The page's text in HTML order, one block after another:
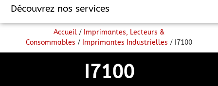
Découvrez nos services
Accueil / Imprimantes, Lecteurs &
Consommables / Imprimantes Industrielles / I7100
I7100